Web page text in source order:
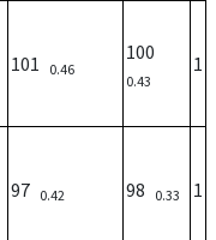
101 0.46
100
0.43
1
97 0.42 98 0.33 1